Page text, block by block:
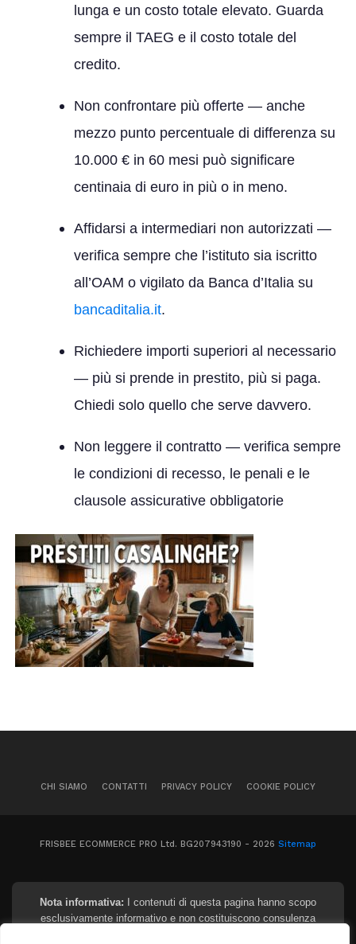
lunga e un costo totale elevato. Guarda
sempre il TAEG e il costo totale del
credito.
Non confrontare più offerte— anche
mezzo punto percentuale di differenza su
10.000 € in 60 mesi può significare
centinaia di euro in più o in meno.
Affidarsi a intermediari non autorizzati —
verifica sempre che l’istituto sia iscritto
all’OAM o vigilato da Banca d’Italia su
bancaditalia.it.
Richiedere importi superiori al necessario
— più si prende in prestito, più si paga.
Chiedi solo quello che serve davvero.
Non leggere il contratto— verifica sempre
le condizioni di recesso, le penali e le
clausole assicurative obbligatorie
CHI SIAMO CONTATTI PRIVACY POLICY COOKIE POLICY
FRISBEE ECOMMERCE PRO Ltd. BG207943190 - 2026 Sitemap
Nota informativa: I contenuti di questa pagina hanno scopo
esclusivamente informativo e non costituiscono consulenza